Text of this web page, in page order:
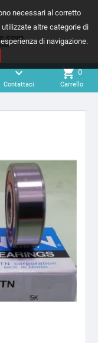
necessari al corretto
altre categorie di
di navigazione.
expand_more
Contattaci
shopping_cart 0
Carrello